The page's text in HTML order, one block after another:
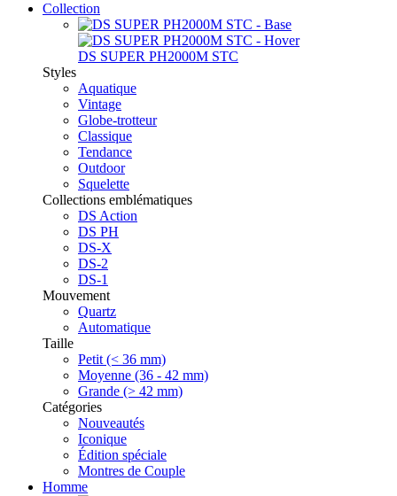
Collection
DS SUPER PH2000M STC
Styles
Aquatique
Vintage
Globe-trotteur
Classique
Tendance
Outdoor
Squelette
Collections emblématiques
DS Action
DS PH
DS-X
DS-2
DS-1
Mouvement
Quartz
Automatique
Taille
Petit (< 36 mm)
Moyenne (36 - 42 mm)
Grande (> 42 mm)
Catégories
Nouveautés
Iconique
Édition spéciale
Montres de Couple
Homme